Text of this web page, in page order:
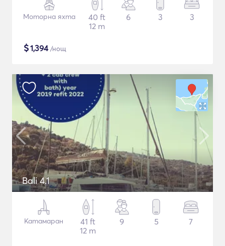
Моторна яхта
40 ft
12 m
6 3 3
$1,394/нощ
Bali 4.1
Катамаран
41 ft
12 m
9 5 7